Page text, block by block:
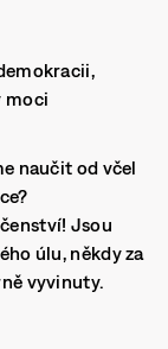
moci
naučit od včel
Jsou
úlu, někdy za
vyvinuty.